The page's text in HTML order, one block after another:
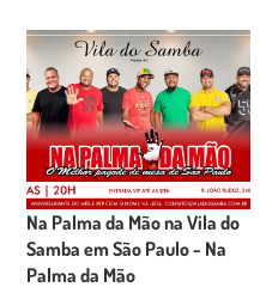
Na Palma da Mão na Vila do
Samba em São Paulo - Na
Palma da Mão